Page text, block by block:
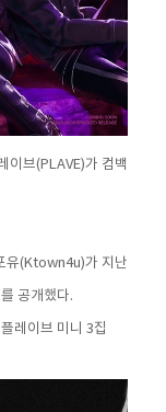
이브(PLAVE)가 컴백
유(Ktown4u)가 지난
공개했다.
레이브 미니 3집